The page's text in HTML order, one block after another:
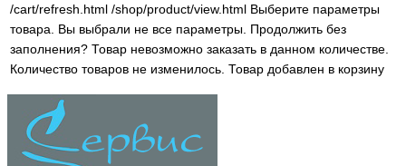
/cart/refresh.html /shop/product/view.html Выберите параметры
товара.
Вы выбрали не все параметры. Продолжить без
заполнения? Товар невозможно заказать в данном количестве.
Количество товаров не изменилось. Товар добавлен в корзину